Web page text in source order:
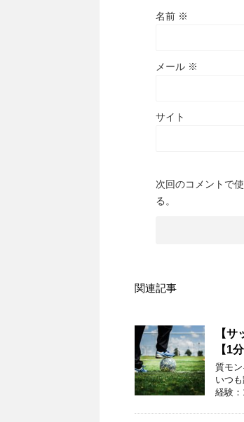
名前 ※
メール ※
サイト
次回のコメントで
る。
関連記事
【
【1
質モ
いつ
経験